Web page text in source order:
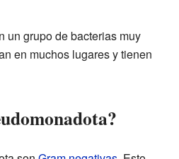
un grupo de bacterias muy
en muchos lugares y tienen